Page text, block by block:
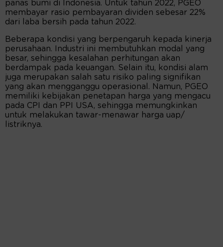
panas bumi di Indonesia. Untuk tahun 2022, PGEO
membayar rasio pembayaran dividen sebesar 22%
dari laba bersih pada tahun 2022.
Beberapa kondisi yang berpengaruh kepada kinerja
perusahaan. Industri ini membutuhkan modal yang
besar, sehingga kesalahan perhitungan akan
berdampak pada keuangan. Selain itu, kondisi alam
juga merupakan salah satu risiko paling signifikan
yang akan mengganggu operasional. Namun, PGEO
memiliki kebijakan penetapan harga yang mengacu
pada CPI dan PPI USA, sehingga memungkinkan
untuk melakukan tawar-menawar harga uap/
listriknya.